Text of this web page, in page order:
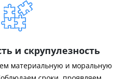
и скрупулезность
материальную и моральную